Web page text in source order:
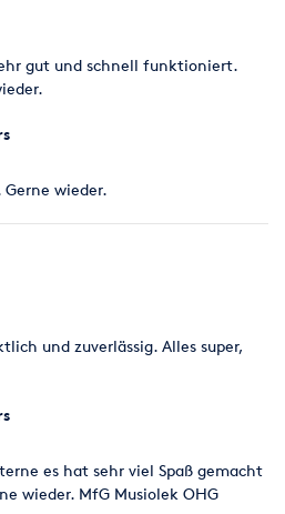
gut und schnell funktioniert.
wieder.
und zuverlässig. Alles super,
es hat sehr viel Spaß gemacht
wieder. MfG Musiolek OHG